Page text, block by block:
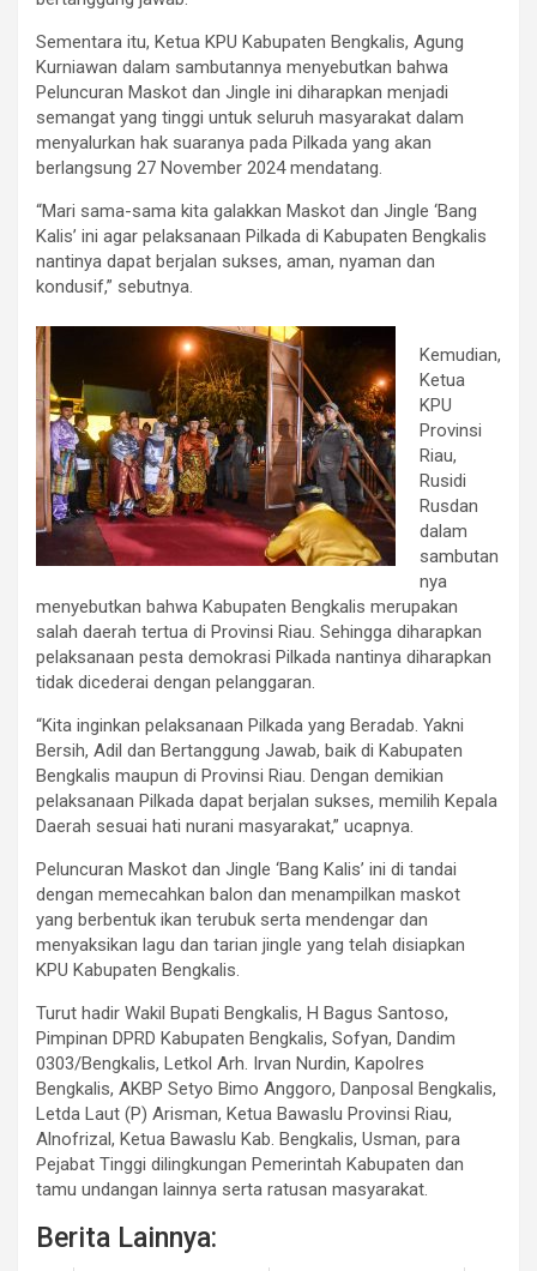
Sementara itu, Ketua KPU Kabupaten Bengkalis, Agung
Kurniawan dalam sambutannya menyebutkan bahwa
Peluncuran Maskot dan Jingle ini diharapkan menjadi
semangat yang tinggi untuk seluruh masyarakat dalam
menyalurkan hak suaranya pada Pilkada yang akan
berlangsung 27 November 2024 mendatang.
“Mari sama-sama kita galakkan Maskot dan Jingle ‘Bang
Kalis’ ini agar pelaksanaan Pilkada di Kabupaten Bengkalis
nantinya dapat berjalan sukses, aman, nyaman dan
kondusif,” sebutnya.
Kemudian,
Ketua
KPU
Provinsi
Riau,
Rusidi
Rusdan
dalam
sambutan
nya
menyebutkan bahwa Kabupaten Bengkalis merupakan
salah daerah tertua di Provinsi Riau. Sehingga diharapkan
pelaksanaan pesta demokrasi Pilkada nantinya diharapkan
tidak dicederai dengan pelanggaran.
“Kita inginkan pelaksanaan Pilkada yang Beradab. Yakni
Bersih, Adil dan Bertanggung Jawab, baik di Kabupaten
Bengkalis maupun di Provinsi Riau. Dengan demikian
pelaksanaan Pilkada dapat berjalan sukses, memilih Kepala
Daerah sesuai hati nurani masyarakat,” ucapnya.
Peluncuran Maskot dan Jingle ‘Bang Kalis’ ini di tandai
dengan memecahkan balon dan menampilkan maskot
yang berbentuk ikan terubuk serta mendengar dan
menyaksikan lagu dan tarian jingle yang telah disiapkan
KPU Kabupaten Bengkalis.
Turut hadir Wakil Bupati Bengkalis, H Bagus Santoso,
Pimpinan DPRD Kabupaten Bengkalis, Sofyan, Dandim
0303/Bengkalis, Letkol Arh. Irvan Nurdin, Kapolres
Bengkalis, AKBP Setyo Bimo Anggoro, Danposal Bengkalis,
Letda Laut (P) Arisman, Ketua Bawaslu Provinsi Riau,
Alnofrizal, Ketua Bawaslu Kab. Bengkalis, Usman, para
Pejabat Tinggi dilingkungan Pemerintah Kabupaten dan
tamu undangan lainnya serta ratusan masyarakat.
Berita Lainnya: